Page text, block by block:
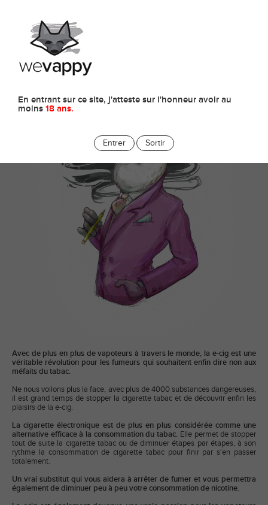
En entrant sur ce site, j'atteste sur l'honneur avoir au
moins 18 ans.
Entrer Sortir
Tout savoir sur les ...
Avec de plus en plus de vapoteurs à travers le monde, la e-cig est une
véritable révolution pour les fumeurs qui souhaitent enfin dire non aux
méfaits du tabac.
Ne nous voilons plus la face, avec plus de 4000 substances dangereuses,
il est grand temps de stopper la cigarette tabac et de découvrir enfin les
plaisirs de la e-cig.
La cigarette électronique est de plus en plus considérée comme une
alternative efficace à la consommation du tabac. Elle permet de stopper
tout de suite la cigarette tabac ou de diminuer étapes par étapes, à son
rythme la consommation de cigarette tabac pour finir par s'en passer
totalement.
Un vrai substitut qui vous aidera à arrêter de fumer et vous permettra
également de diminuer peu à peu votre consommation de nicotine.